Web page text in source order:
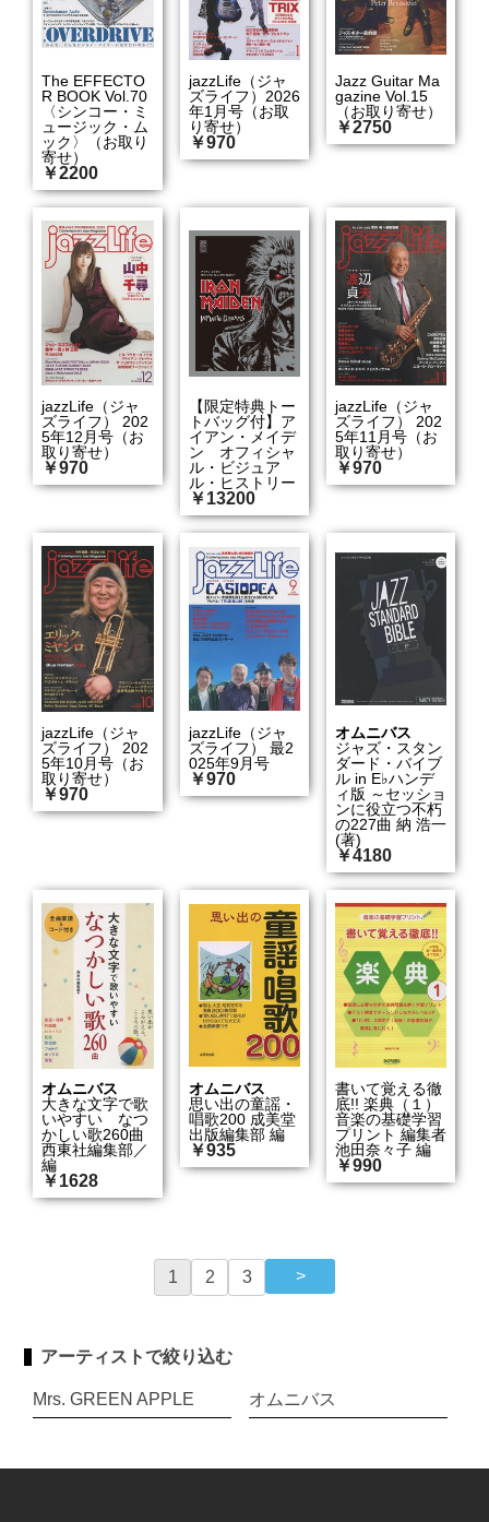
The EFFECTO
R BOOK Vol.70
〈シンコー・ミ
ュージック・ム
ック〉（お取り
寄せ）
￥2200
jazzLife（ジャ
ズライフ）2026
年1月号（お取
り寄せ）
￥970
Jazz Guitar Ma
gazine Vol.15
（お取り寄せ）
￥2750
jazzLife（ジャ
ズライフ） 202
5年12月号（お
取り寄せ）
￥970
【限定特典トー
トバッグ付】ア
イアン・メイデ
ン オフィシャ
ル・ビジュア
ル・ヒストリー
￥13200
jazzLife（ジャ
ズライフ） 202
5年11月号（お
取り寄せ）
￥970
jazzLife（ジャ
ズライフ） 202
5年10月号（お
取り寄せ）
￥970
jazzLife（ジャ
ズライフ） 最2
025年9月号
￥970
オムニバス
ジャズ・スタン
ダード・バイブ
ル in E♭ハンデ
ィ版 ～セッショ
ンに役立つ不朽
の227曲 納 浩一
(著)
￥4180
オムニバス
大きな文字で歌
いやすい なつ
かしい歌260曲
西東社編集部／
編
￥1628
オムニバス
思い出の童謡・
唱歌200 成美堂
出版編集部 編
￥935
書いて覚える徹
底!! 楽典（１）
音楽の基礎学習
プリント 編集者
池田奈々子 編
￥990
1 2 3
アーティストで絞り込む
Mrs. GREEN APPLE オムニバス